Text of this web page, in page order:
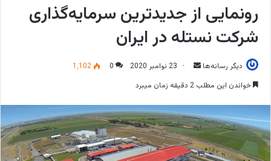
رونمایی از جدیدترین سرمایه‌گذاری
شرکت نستله در ایران
دیگر رسانه‌ها
ر
ل
ا
ی
23 نوامبر 2020 0
1,102
خواندن این مطلب 2 دقیقه زمان میبرد